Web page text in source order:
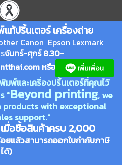
แท้ปริ้นเตอร์ เครื่องถ่าย
Canon Epson Lexmark
จันทร์-ศุกร์ 8.30-
tthai.com หรือ
พ์และเครื่องปริ้นเตอร์ที่คุณไว้
"Beyond printing, we
products with exceptional
support."
มื่อซื้อสินค้าครบ 2,000
ยแล้วสามารถออกใบกำกับภาษี
ได้)